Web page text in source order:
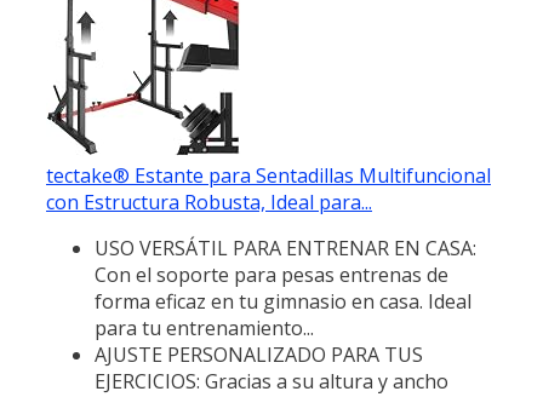
tectake® Estante para Sentadillas Multifuncional
con Estructura Robusta, Ideal para...
USO VERSÁTIL PARA ENTRENAR EN CASA:
Con el soporte para pesas entrenas de
forma eficaz en tu gimnasio en casa. Ideal
para tu entrenamiento...
AJUSTE PERSONALIZADO PARA TUS
EJERCICIOS: Gracias a su altura y ancho